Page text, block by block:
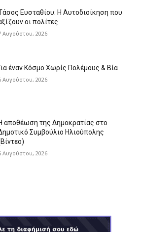
Ευσταθίου: Η Αυτοδιοίκηση που
οι πολίτες
Αυγούστου, 2026
έναν Κόσμο Χωρίς Πολέμους & Βία
Αυγούστου, 2026
αποθέωση της Δημοκρατίας στο
Συμβούλιο Ηλιούπολης
Αυγούστου, 2026